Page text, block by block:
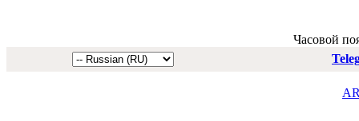
Часовой